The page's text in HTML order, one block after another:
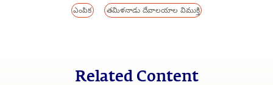
ఎంపిక తమిళనాడు దేవాలయాల విముక్తి
Related Content